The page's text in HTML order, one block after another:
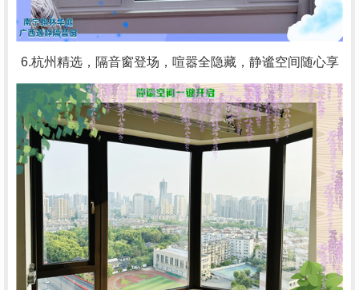
6.杭州精选，隔音窗登场，喧嚣全隐藏，静谧空间随心享